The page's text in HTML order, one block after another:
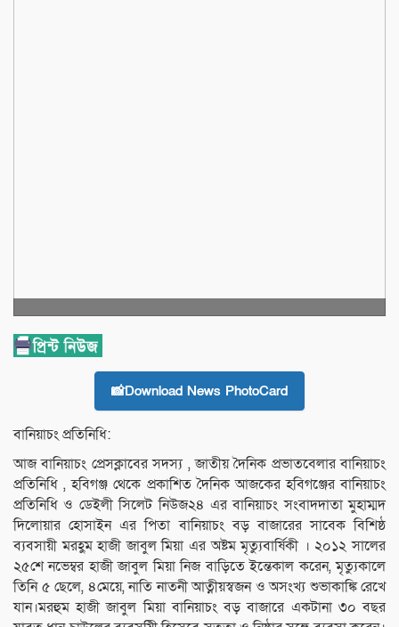
📸Download News PhotoCard
বা‌নিয়াচং প্র‌তি‌নি‌ধি:
অাজ বা‌নিয়াচং প্রেসক্লা‌বের সদস্য ,‌ জাতীয় দৈ‌নিক প্রভাতবেলার বা‌নিয়াচং
প্র‌তি‌নি‌ধি , হ‌বিগঞ্জ থে‌কে প্রকা‌শিত দৈ‌নিক অাজ‌কের হ‌বিগঞ্জের বা‌নিয়াচং
প্র‌তি‌নি‌ধি ও ডেইলী সি‌লেট নিউজ২৪ এর বা‌নিয়াচং সংবাদদাতা মুহাম্মদ
দি‌লোয়ার হোসাইন এর পিতা বা‌নিয়াচং বড় বাজা‌রের সা‌বেক বি‌শিষ্ঠ
ব্যবসায়ী মরহ‌ুম হাজী জাবুল মিয়া এর অষ্টম মৃত্যুবা‌র্ষিকী । ২০১২ সা‌লের
২৫শে ন‌ভেম্বর হাজী জ‌াবুল মিয়া নিজ বা‌ড়ি‌তে ই‌ন্তেকাল ক‌রেন, মৃত্যুকা‌লে
তিনি ৫ ছে‌লে, ৪মে‌য়ে, না‌তি নাতনী অাত্নীয়স্বজন ও অসংখ্য শুভাকা‌ঙ্কি রে‌খে
যান।মরহুম হাজী জাবুল মিয়া বা‌নিয়াচং বড় বা‌জা‌রে একটানা ৩০ বছর